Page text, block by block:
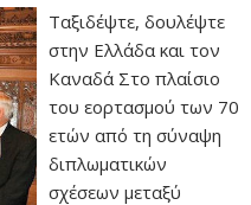
Ταξιδέψτε, δουλέψτε
στην Ελλάδα και τον
Καναδά Στο πλαίσιο
του εορτασμού των 70
ετών από τη σύναψη
διπλωματικών
σχέσεων μεταξύ